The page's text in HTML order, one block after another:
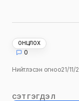
ОНЦЛОХ
0
Нийтлэсэн огноо21/11/
СЭТГЭГДЭЛ